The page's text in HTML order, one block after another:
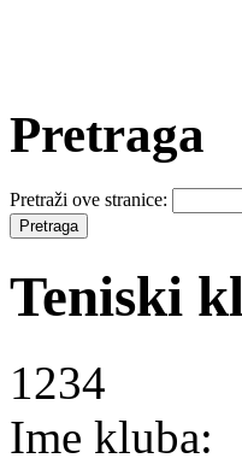
Pretraga
Pretraži ove stranice:
Teniski
1234
Ime kluba: